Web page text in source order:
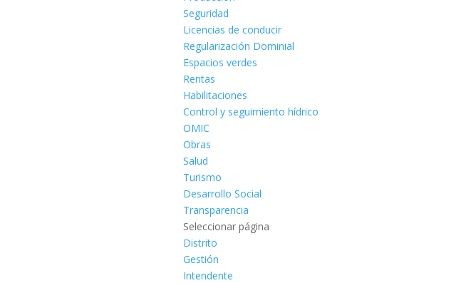
Seguridad
Licencias de conducir
Regularización Dominial
Espacios verdes
Rentas
Habilitaciones
Control y seguimiento hídrico
OMIC
Obras
Salud
Turismo
Desarrollo Social
Transparencia
Seleccionar página
Distrito
Gestión
Intendente